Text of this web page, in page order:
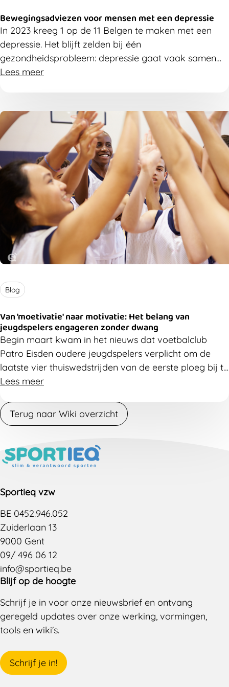
Bewegingsadviezen voor mensen met een depressie
In 2023 kreeg 1 op de 11 Belgen te maken met een
depressie. Het blijft zelden bij één
gezondheidsprobleem: depressie gaat vaak samen
met andere aandoeningen en verhoogt het risico
gezonde levensjaren in België. In deze blog beschrijft
Jan Knapen hoe beweging depressieve klachten kan
helpen verlichten.
Lees meer
Blog
Van 'moetivatie' naar motivatie: Het belang van
jeugdspelers engageren zonder dwang
Begin maart kwam in het nieuws dat voetbalclub
Patro Eisden oudere jeugdspelers verplicht om de
laatste vier thuiswedstrijden van de eerste ploeg bij te
wonen. De club wil zo engagement stimuleren, niet
zonder geldig excuus betekent uitsluiting volgend
jaar", stond in een uitgelekte mail aan alle
motiverend? Vanuit sportpsychologisch perspectief
kan net het omgekeerde gebeuren. Hoe zit dat
Lees meer
Terug naar Wiki overzicht
Sportieq vzw
BE 0452.946.052
Zuiderlaan 13
9000 Gent
09/ 496 06 12
info@sportieq.be
Blijf op de hoogte
Schrijf je in voor onze nieuwsbrief en ontvang
geregeld updates over onze werking, vormingen,
tools en wiki's.
Schrijf je in!